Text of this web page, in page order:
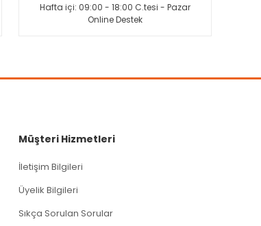
Hafta içi: 09:00 - 18:00 C.tesi - Pazar
Online Destek
Müşteri Hizmetleri
İletişim Bilgileri
Üyelik Bilgileri
Sıkça Sorulan Sorular